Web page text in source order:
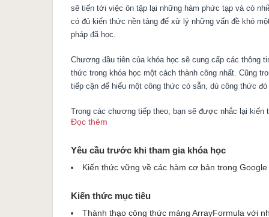
sẽ tiến tới việc ôn tập lại những hàm phức tạp và có
có đủ kiến thức nền tảng để xử lý những vấn đề khó
pháp đã học.
Chương đầu tiên của khóa học sẽ cung cấp các thông
thức trong khóa học một cách thành công nhất. Cũng
tiếp cận để hiểu một công thức có sẵn, dù công thức
Trong các chương tiếp theo, bạn sẽ được nhắc lại
như Query, Sumproduct, Mmult, ArrayFormula. Các
dụng.
công thức khó hiểu như Mmult, phép nhân ma trận sẽ
Đọc thêm
Yêu cầu trước khi tham gia khóa học
Kiến thức vững về các hàm cơ bản trong Google
Kiến thức mục tiêu
Thành thạo công thức mảng ArrayFormula với